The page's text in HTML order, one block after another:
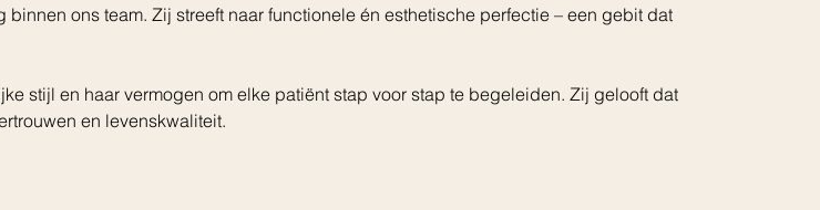
ons team. Zij streeft naar functionele én esthetische perfectie – een gebit dat
stijl en haar vermogen om elke patiënt stap voor stap te begeleiden. Zij gelooft dat
en levenskwaliteit.